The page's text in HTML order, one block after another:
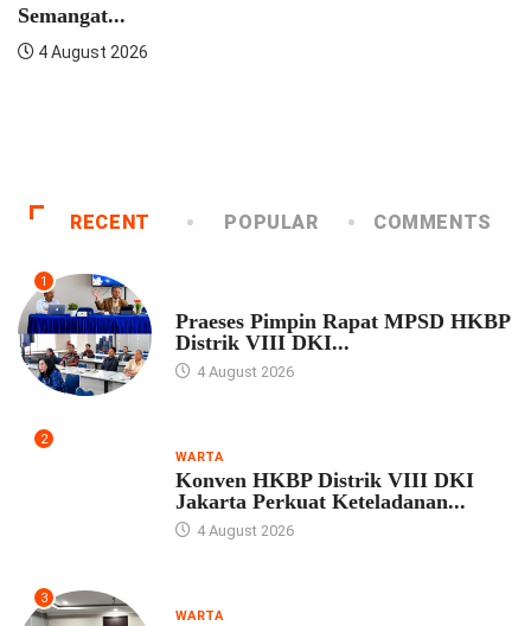
RECENT POPULAR COMMENTS
1
Praeses Pimpin Rapat MPSD HKBP
Distrik VIII DKI...
4 August 2026
2
WARTA
Konven HKBP Distrik VIII DKI
Jakarta Perkuat Keteladanan...
4 August 2026
3
WARTA